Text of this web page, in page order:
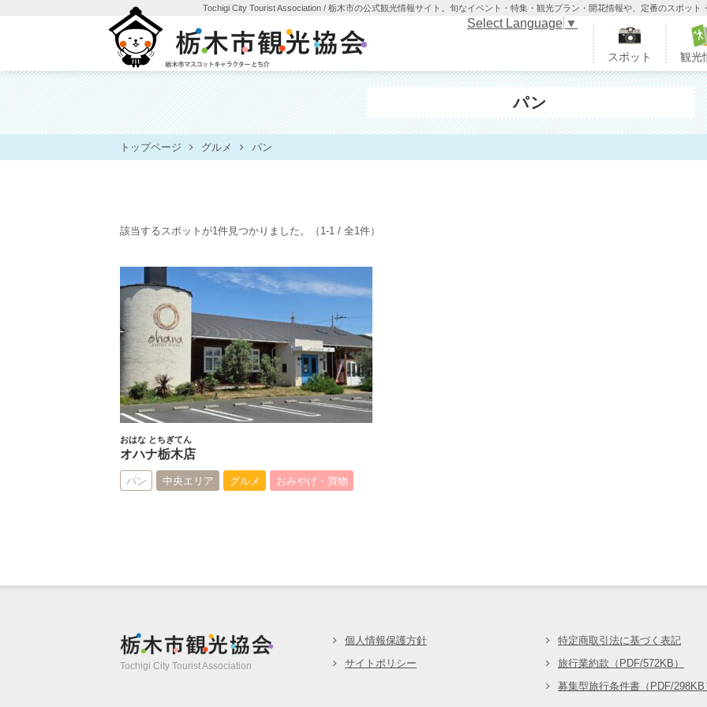
Tochigi City Tourist Association / 栃木市の公式観光情報サイト。旬なイベント・特集・観光プラン・開花情報や、定番のスポット
栃木市観光協会
スポット 観光
Select Language ▼
パン
トップページ グルメ パン
該当するスポットが1件見つかりました。 （1-1 / 全1件）
おはな とちぎてん
オハナ栃木店
パン 中央エリア グルメ おみやげ・買物
栃木市観光協会
Tochigi City Tourist Association
個人情報保護方針
サイトポリシー
特定商取引法に基づく表記
旅行業約款（PDF/572KB）
募集型旅行条件書（PDF/298KB